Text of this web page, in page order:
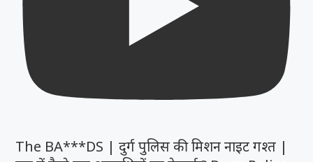
The BA***DS | दुर्ग पुलिस की मिशन नाइट गश्त |